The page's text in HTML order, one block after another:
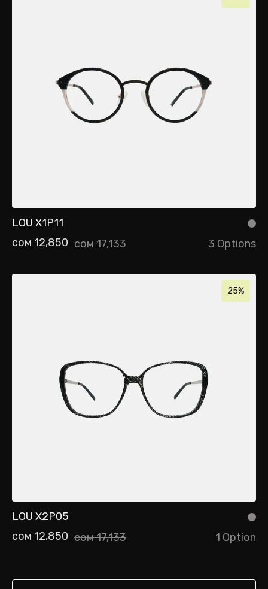
LOU X1P11
сом 12,850 сом 17,133 3 Options
25%
LOU X2P05
сом 12,850 сом 17,133 1 Option